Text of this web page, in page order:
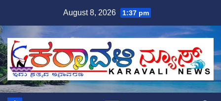
content
August 8, 2026 1:37 pm